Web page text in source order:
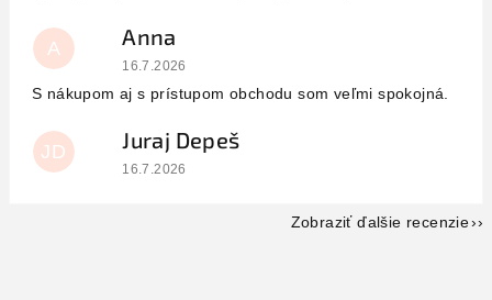
A Anna
Hodnotenie obchodu je 5 z 5 hviezdičiek.
16.7.2026
S nákupom aj s prístupom obchodu som veľmi spokojná.
JD Juraj Depeš
Hodnotenie obchodu je 5 z 5 hviezdičiek.
16.7.2026
Zobraziť ďalšie recenzie